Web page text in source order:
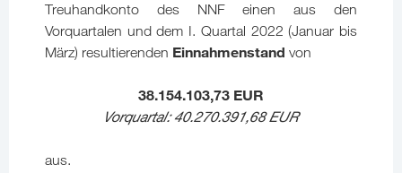
Treuhandkonto des NNF einen aus den
Vorquartalen und dem I. Quartal 2022 (Januar bis
März) resultierenden Einnahmenstand von
38.154.103,73 EUR
Vorquartal: 40.270.391,68 EUR
aus.